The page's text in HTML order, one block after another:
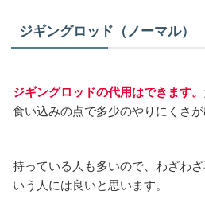
ジギングロッド（ノーマル）
ジギングロッドの代用はできます。
食い込みの点で多少のやりにくさが
持っている人も多いので、わざわ
いう人には良いと思います。